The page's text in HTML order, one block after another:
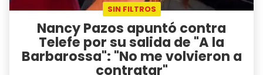
SIN FILTROS
Nancy Pazos apuntó contra
Telefe por su salida de "A la
Barbarossa": "No me volvieron a
contratar"